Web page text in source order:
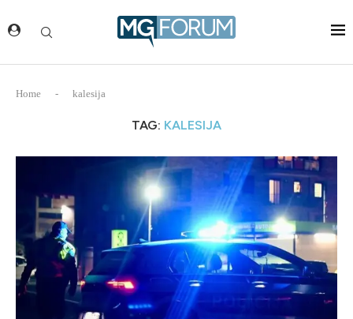
Home - kalesija
TAG: KALESIJA